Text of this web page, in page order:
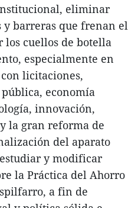
eliminar
y barreras que frenan el
los cuellos de botella
especialmente en
licitaciones,
economía
innovación,
la gran reforma de
del aparato
y modificar
la Práctica del Ahorro
a fin de